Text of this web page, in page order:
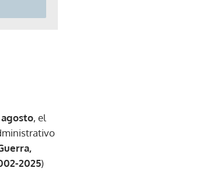
agosto, el
2025)